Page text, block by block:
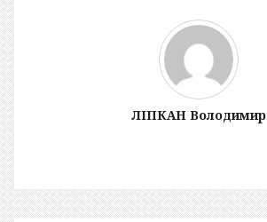
ЛІПКАН Володимир